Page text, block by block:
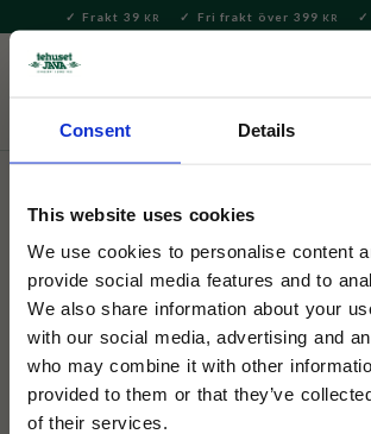
Consent Details
This website uses cookies
We use cookies to personalise content
provide social media features and to
We also share information about your
with our social media, advertising and
who may combine it with other
provided to them or that they’ve
of their services.
Meny
Frakt 39 KR Fri frakt över 399 KR
Hem & Inredningsdetaljer
Mumin
Tygkasse Mumin Lila
Lila tygkasse med Mumin och blommor i
Rymlig basic modell, perfekt för vardag,
utflykter.